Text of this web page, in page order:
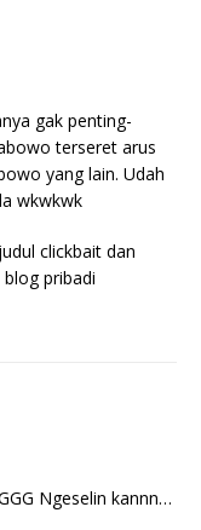
gak penting-
terseret arus
yang lain. Udah
wkwkwk
clickbait dan
pribadi
Ngeselin kannn…